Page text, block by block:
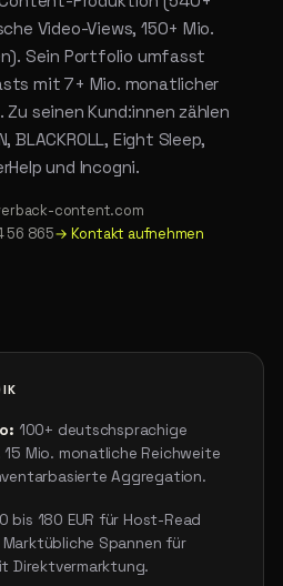
Video-Views, 150+ Mio.
Sein Portfolio umfasst
mit 7+ Mio. monatlicher
seinen Kund:innen zählen
BLACKROLL, Eight Sleep,
und Incogni.
content.com
56 865→ Kontakt aufnehmen
100+ deutschsprachige
Mio. monatliche Reichweite
Aggregation.
bis 180 EUR für Host-Read
Marktübliche Spannen für
Direktvermarktung.